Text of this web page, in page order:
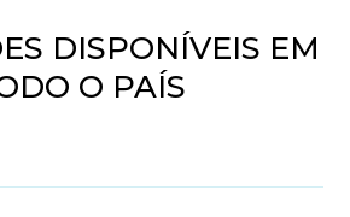
DISPONÍVEIS EM
O PAÍS